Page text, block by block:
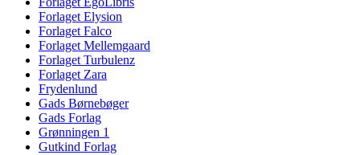
Forlaget Elysion
Forlaget Falco
Forlaget Mellemgaard
Forlaget Turbulenz
Forlaget Zara
Frydenlund
Gads Børnebøger
Gads Forlag
Grønningen 1
Gutkind Forlag